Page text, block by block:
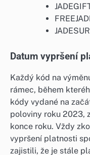
Datum vypršení
Každý kód na
rámec, během
kódy vydané na
poloviny roku 2023,
konce roku. Vždy
vypršení platnosti
zajistili, že je stále